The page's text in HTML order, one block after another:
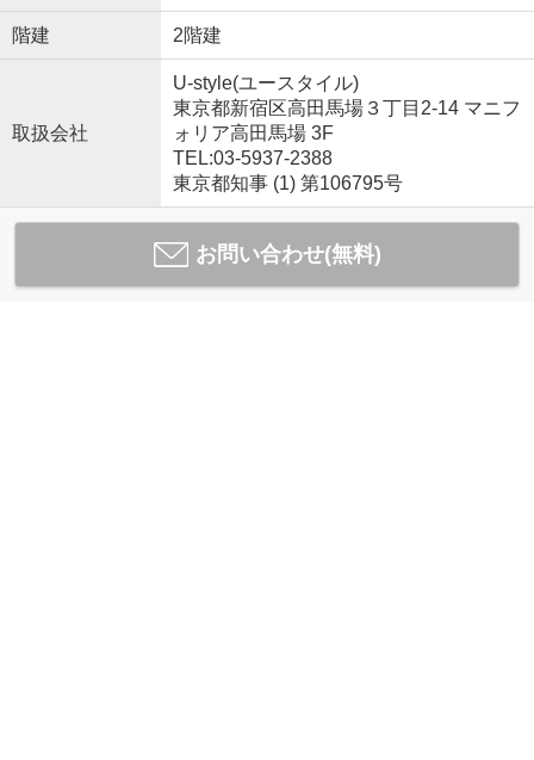
階建 2階建
取扱会社
U-style(ユースタイル)
東京都新宿区高田馬場３丁目2-14 マニフ
ォリア高田馬場 3F
TEL:03-5937-2388
東京都知事 (1) 第106795号
お問い合わせ(無料)